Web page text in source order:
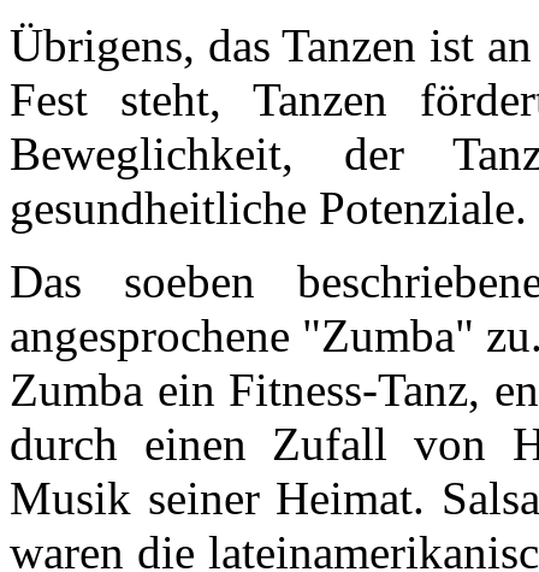
Übrigens, das Tanzen ist
Fest steht, Tanzen
Beweglichkeit, der
gesundheitliche Potenziale.
Das soeben
angesprochene "Zumba"
Zumba ein Fitness-Tanz,
durch einen Zufall von
Musik seiner Heimat.
waren die